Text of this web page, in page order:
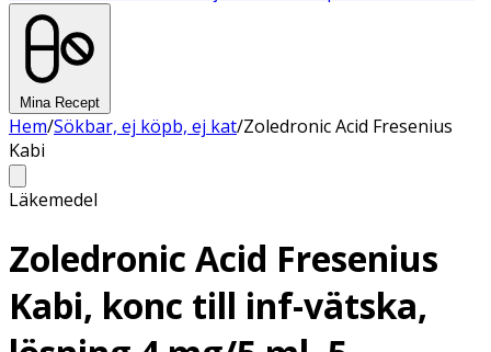
Mina Recept
Hem/Sökbar, ej köpb, ej kat/Zoledronic Acid Fresenius
Kabi
Läkemedel
Zoledronic Acid Fresenius
Kabi, konc till inf-vätska,